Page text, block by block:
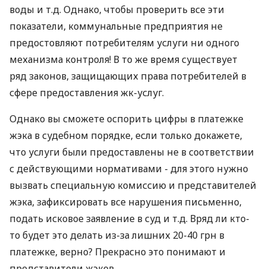
воды и т.д. Однако, чтобы проверить все эти
показатели, коммунальные предприятия не
предостовляют потребителям услуги ни одного
механизма контроля! В то же время существует
ряд законов, защищающих права потребителей в
сфере предоставления жк-услуг.
Однако вы сможете оспорить цифры в платежке
жэка в судебном порядке, если только докажете,
что услуги были предоставлены не в соответствии
с действующими нормативами - для этого нужно
вызвать специальную комиссию и представителей
жэка, зафиксировать все нарушения письменно,
подать исковое заявление в суд и т.д. Вряд ли кто-
то будет это делать из-за лишних 20-40 грн в
платежке, верно? Прекрасно это понимают и